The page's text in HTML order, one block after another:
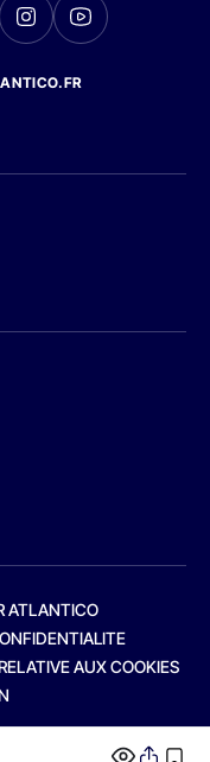
ATLANTICO
AUX COOKIES